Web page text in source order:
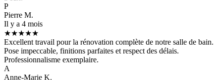
P
Pierre M.
Il y a 4 mois
★★★★★
Excellent travail pour la rénovation complète de notre salle de bain.
Pose impeccable, finitions parfaites et respect des délais.
Professionnalisme exemplaire.
A
Anne-Marie K.